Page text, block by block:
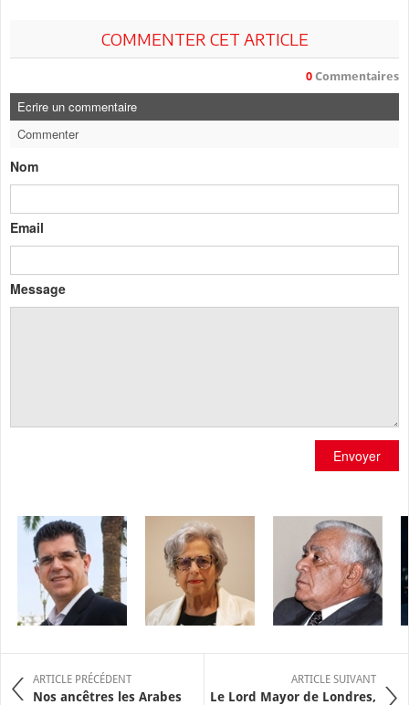
COMMENTER CET ARTICLE
0 Commentaires
Ecrire un commentaire
Commenter
Nom
Email
Message
Envoyer
ARTICLE PRÉCÉDENT
Nos ancêtres les Arabes
ARTICLE SUIVANT
Le Lord Mayor de Londres,